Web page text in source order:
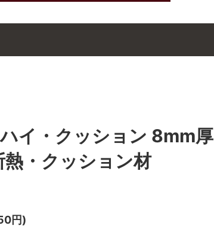
ットクリーナー｜シミトリ剤
イ・クッション 8mm厚
・クッション材
円)